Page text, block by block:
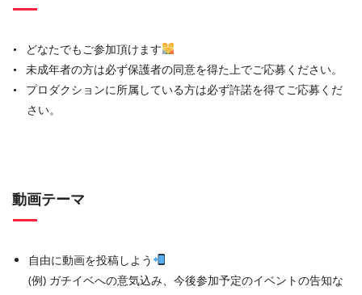
どなたでもご参加頂けます
未成年者の方は必ず保護者の同意を得た上でご応募ください。
プロダクションに所属している方は必ず許諾を得てご応募くだ
さい。
動画テーマ
自由に動画を投稿しよう
(例) ガチイベへの意気込み、今後参加予定のイベントの告知な